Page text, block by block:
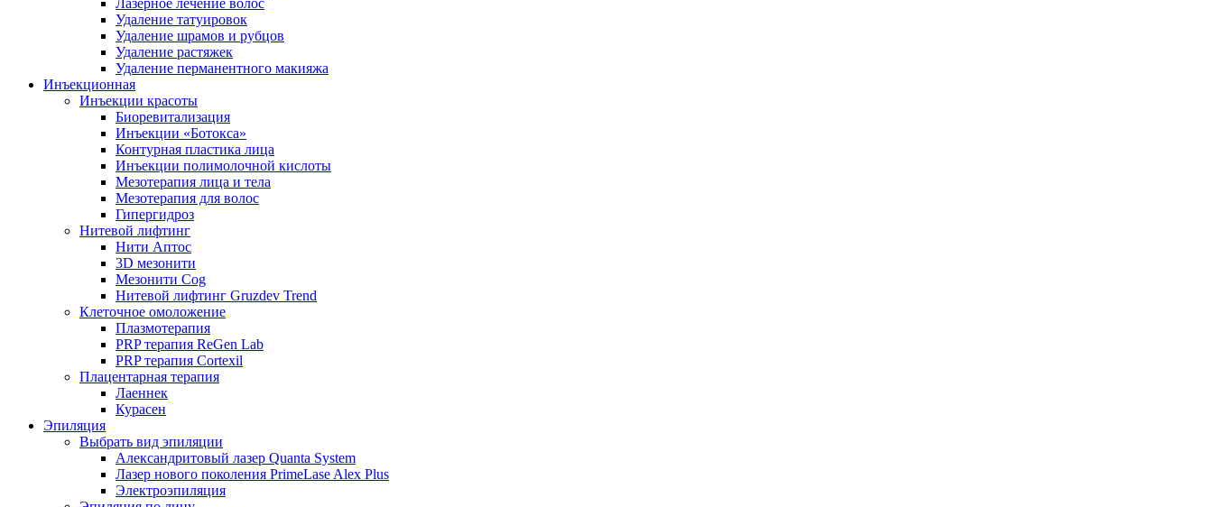
Лазерное лечение волос
Удаление татуировок
Удаление шрамов и рубцов
Удаление растяжек
Удаление перманентного макияжа
Инъекционная
Инъекции красоты
Биоревитализация
Инъекции «Ботокса»
Контурная пластика лица
Инъекции полимолочной кислоты
Мезотерапия лица и тела
Мезотерапия для волос
Гипергидроз
Нитевой лифтинг
Нити Аптос
3D мезонити
Мезонити Cog
Нитевой лифтинг Gruzdev Trend
Клеточное омоложение
Плазмотерапия
PRP терапия ReGen Lab
PRP терапия Cortexil
Плацентарная терапия
Лаеннек
Курасен
Эпиляция
Выбрать вид эпиляции
Александритовый лазер Quanta System
Лазер нового поколения PrimeLase Alex Plus
Электроэпиляция